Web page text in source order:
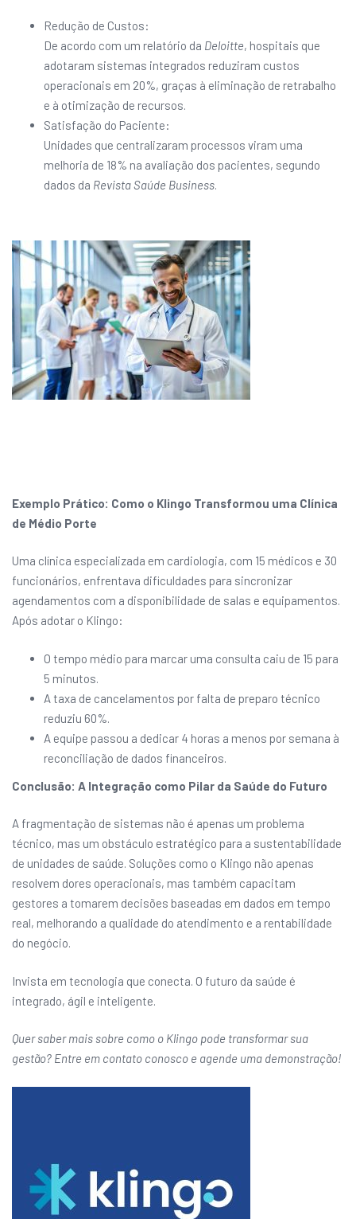
Redução de Custos:
De acordo com um relatório da Deloitte, hospitais que
adotaram sistemas integrados reduziram custos
operacionais em 20%, graças à eliminação de retrabalho
e à otimização de recursos.
Satisfação do Paciente:
Unidades que centralizaram processos viram uma
melhoria de 18% na avaliação dos pacientes, segundo
dados da Revista Saúde Business
Exemplo Prático: Como o Klingo Transformou uma Clínica
de Médio Porte
Uma clínica especializada em cardiologia, com 15 médicos e 30
funcionários, enfrentava dificuldades para sincronizar
agendamentos com a disponibilidade de salas e equipamentos.
Após adotar o Klingo:
O tempo médio para marcar uma consulta caiu de 15 para
5 minutos.
A taxa de cancelamentos por falta de preparo técnico
reduziu 60%.
A equipe passou a dedicar 4 horas a menos por semana à
reconciliação de dados financeiros.
Conclusão: A Integração como Pilar da Saúde do Futuro
A fragmentação de sistemas não é apenas um problema
técnico, mas um obstáculo estratégico para a sustentabilidade
de unidades de saúde. Soluções como o Klingo não apenas
resolvem dores operacionais, mas também capacitam
gestores a tomarem decisões baseadas em dados em tempo
real, melhorando a qualidade do atendimento e a rentabilidade
do negócio.
Invista em tecnologia que conecta. O futuro da saúde é
integrado, ágil e inteligente.
Quer saber mais sobre como o Klingo pode transformar sua
gestão? Entre em contato conosco e agende uma demonstração!